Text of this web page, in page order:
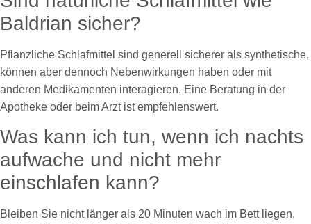
Baldrian sicher?
Pflanzliche Schlafmittel sind generell sicherer als synthetische,
können aber dennoch Nebenwirkungen haben oder mit
anderen Medikamenten interagieren. Eine Beratung in der
Apotheke oder beim Arzt ist empfehlenswert.
Was kann ich tun, wenn ich nachts
aufwache und nicht mehr
einschlafen kann?
Bleiben Sie nicht länger als 20 Minuten wach im Bett liegen.